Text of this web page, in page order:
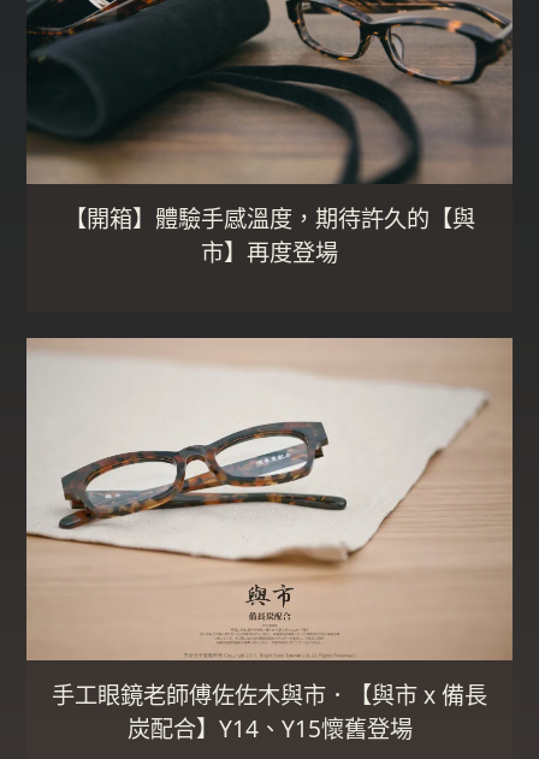
【開箱】體驗手感溫度，期待許久的【與
市】再度登場
手工眼鏡老師傅佐佐木與市．【與市 x 備長
炭配合】Y14、Y15懷舊登場